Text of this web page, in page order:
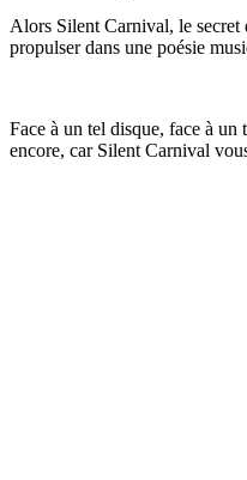
Alors Silent Carnival, le secret
propulser dans une poésie
Face à un tel disque, face à
encore, car Silent Carnival